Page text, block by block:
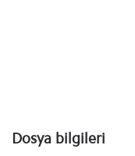
Dosya bilgileri